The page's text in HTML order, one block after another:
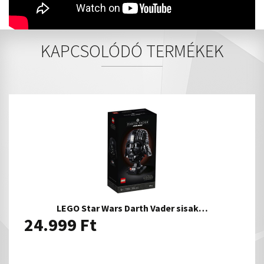
KAPCSOLÓDÓ TERMÉKEK
LEGO Star Wars Darth Vader sisak…
24.999 Ft